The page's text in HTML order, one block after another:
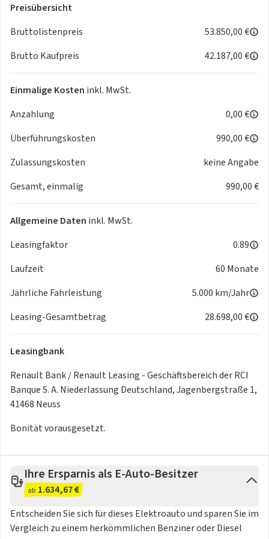
Montage Kennzeichenhalter
Warum Autohaus Tabor
Werkstätten.
- Wir verbinden das Beste aus
klassischem Vertragshandel
- Seit über 40 Jahren schenken uns zahlreiche Kunden ihr
- Es ist unser erklärtes Ziel, Deutschlands günstigste Preise
anzubieten.
gekürt.
- Bekannt aus TV-Werbung auf den Sendern Pro7, Sat.1 und
- Gewinner des Gebrauchtwagen-Awards 2023.
Finanzierung und Leasing
Zinsen unserer Partnerbanken, die wir 1 zu 1 an Sie
weitergeben.
Abwicklung
-InzahlungnahmeIhres Altwagens anhand digitaler
- Lieferung vor die Haustüre.
Weitere Fahrzeuge finden Sie aufKontakt
Preisübersicht
Bruttolistenpreis
53.850,00 €
Brutto Kaufpreis
42.187,00 €
Einmalige Kosten inkl. MwSt.
Anzahlung
0,00 €
Überführungskosten
990,00 €
Zulassungskosten
keine Angabe
Gesamt, einmalig
990,00 €
Allgemeine Daten inkl. MwSt.
Leasingfaktor
0.89
Laufzeit
60 Monate
Jährliche Fahrleistung
5.000 km/Jahr
Leasing-Gesamtbetrag
28.698,00 €
Leasingbank
Renault Bank / Renault Leasing - Geschäftsbereich der RCI
Banque S. A. Niederlassung Deutschland, Jagenbergstraße 1,
41468 Neuss
Bonität vorausgesetzt.
Ihre Ersparnis als E-Auto-Besitzer
ab 1.634,67 €
Entscheiden Sie sich für dieses Elektroauto und sparen Sie im
Vergleich zu einem herkömmlichen Benziner oder Diesel